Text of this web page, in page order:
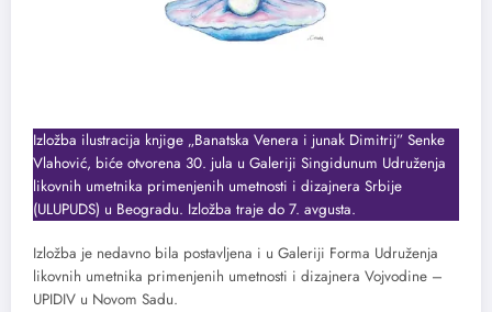
Izložba ilustracija knjige „Banatska Venera i junak Dimitrij” Senke
Vlahović, biće otvorena 30. jula u Galeriji Singidunum Udruženja
likovnih umetnika primenjenih umetnosti i dizajnera Srbije
(ULUPUDS) u Beogradu. Izložba traje do 7. avgusta.
Izložba je nedavno bila postavljena i u Galeriji Forma Udruženja
likovnih umetnika primenjenih umetnosti i dizajnera Vojvodine –
UPIDIV u Novom Sadu.